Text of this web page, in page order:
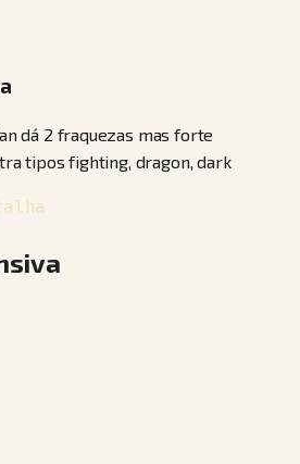
dá 2 fraquezas mas forte
tipos fighting, dragon, dark